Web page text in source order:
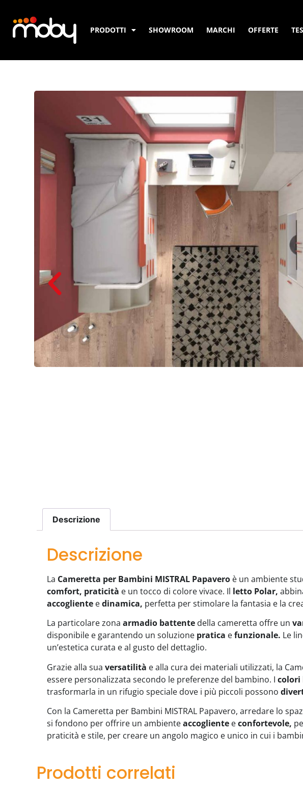
PRODOTTI SHOWROOM MARCHI OFFERTE
Descrizione
Descrizione
La Cameretta per Bambini MISTRAL Papavero è un ambiente
comfort, praticità e un tocco di colore vivace. Il letto Polar,
accogliente edinamica, perfetta per stimolare la fantasia e la
La particolare zona armadio battente della cameretta offre un
disponibile e garantendo un soluzione pratica efunzionale. Le
un’estetica curata e al gusto del dettaglio.
Grazie alla sua versatilità e alla cura dei materiali utilizzati, la
essere personalizzata secondo le preferenze del bambino. I
trasformarla in un rifugio speciale dove i più piccoli possono
Con la Cameretta per Bambini MISTRAL Papavero, arredare lo
si fondono per offrire un ambienteaccogliente econfortevole,
praticità e stile, per creare un angolo magico e unico in cui i
Prodotti correlati